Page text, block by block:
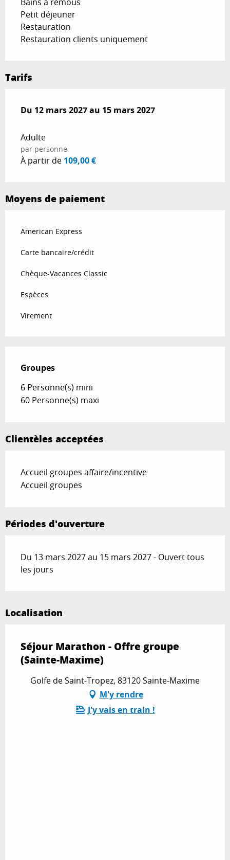
Bains à remous
Petit déjeuner
Restauration
Restauration clients uniquement
Tarifs
Du 12 mars 2027au 15 mars 2027
Du 12 mars 2027au 15 mars 2027
Adulte
par personne
À partir de 109,00 €
Moyens de paiement
American Express
Carte bancaire/crédit
Chèque-Vacances Classic
Espèces
Virement
Groupes
Groupes
6 Personne(s) mini
60 Personne(s) maxi
Clientèles acceptées
Accueil groupes affaire/incentive
Accueil groupes
Périodes d'ouverture
Du 13 mars 2027 au 15 mars 2027 - Ouvert tous
les jours
Localisation
Séjour Marathon - Offre groupe
(Sainte-Maxime)
Golfe de Saint-Tropez, 83120 Sainte-Maxime
M'y rendre
J'y vais en train !